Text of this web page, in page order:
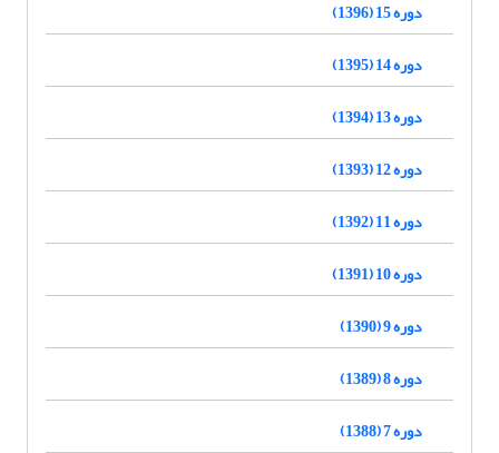
دوره 15 (1396)
دوره 14 (1395)
دوره 13 (1394)
دوره 12 (1393)
دوره 11 (1392)
دوره 10 (1391)
دوره 9 (1390)
دوره 8 (1389)
دوره 7 (1388)